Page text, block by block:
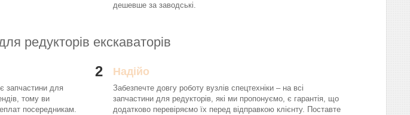
дешевше за заводські.
редукторів екскаваторів
запчастини для
тому ви
посередникам.
2 Надійо
Забезпечте довгу роботу вузлів спецтехніки – на всі
запчастини для редукторів, які ми пропонуємо, є гарантія, що
додатково перевіряємо їх перед відправкою клієнту. Поставте